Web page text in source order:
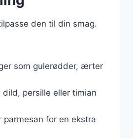
den til din smag.
som gulerødder, ærter
persille eller timian
for en ekstra